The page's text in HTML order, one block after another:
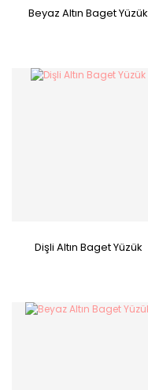
Beyaz Altın Baget Yüzük
Dişli Altın Baget Yüzük